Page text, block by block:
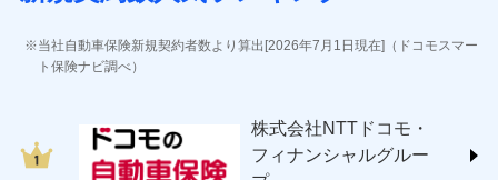
ソニー損害保険株式会社
(https://www.sonysonpo.co.jp/)
ＳＯＭＰＯダイレクト損害保険株式会社
(https://www.sompo-direct.co.jp/)
当社自動車保険新規契約者数より算出[2026年7月1日現在]（ドコモスマー
ト保険ナビ調べ）
株式会社NTTドコモ・
フィナンシャルグルー